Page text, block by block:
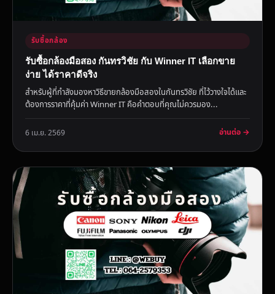
รับซื้อกล้อง
รับซื้อกล้องมือสอง กันทรวิชัย กับ Winner IT เลือกขาย
ง่าย ได้ราคาดีจริง
สำหรับผู้ที่กำลังมองหาวิธีขายกล้องมือสองในกันทรวิชัย ที่ไว้วางใจได้และ
ต้องการราคาที่คุ้มค่า Winner IT คือคำตอบที่คุณไม่ควรมอง...
6 เม.ย. 2569 อ่านต่อ →